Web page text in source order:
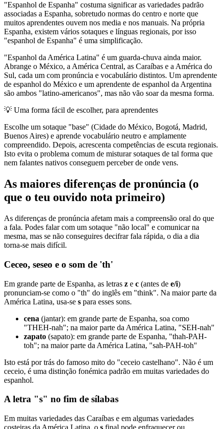
"Espanhol de Espanha" costuma significar as variedades padrão
associadas a Espanha, sobretudo normas do centro e norte que
muitos aprendentes ouvem nos media e nos manuais. Na própria
Espanha, existem vários sotaques e línguas regionais, por isso
"espanhol de Espanha" é uma simplificação.
"Espanhol da América Latina" é um guarda-chuva ainda maior.
Abrange o México, a América Central, as Caraíbas e a América do
Sul, cada um com pronúncia e vocabulário distintos. Um aprendente
de espanhol do México e um aprendente de espanhol da Argentina
são ambos "latino-americanos", mas não vão soar da mesma forma.
💡 Uma forma fácil de escolher, para aprendentes
Escolhe um sotaque "base" (Cidade do México, Bogotá, Madrid,
Buenos Aires) e aprende vocabulário neutro e amplamente
compreendido. Depois, acrescenta competências de escuta regionais.
Isto evita o problema comum de misturar sotaques de tal forma que
nem falantes nativos conseguem perceber de onde vens.
As maiores diferenças de pronúncia (o
que o teu ouvido nota primeiro)
As diferenças de pronúncia afetam mais a compreensão oral do que
a fala. Podes falar com um sotaque "não local" e comunicar na
mesma, mas se não conseguires decifrar fala rápida, o dia a dia
torna-se mais difícil.
Ceceo, seseo e o som de 'th'
Em grande parte de Espanha, as letras z e c (antes de e/i)
pronunciam-se como o "th" do inglês em "think". Na maior parte da
América Latina, usa-se s para esses sons.
cena (jantar): em grande parte de Espanha, soa como
"THEH-nah"; na maior parte da América Latina, "SEH-nah"
zapato (sapato): em grande parte de Espanha, "thah-PAH-
toh"; na maior parte da América Latina, "sah-PAH-toh"
Isto está por trás do famoso mito do "ceceio castelhano". Não é um
ceceio, é uma distinção fonémica padrão em muitas variedades do
espanhol.
A letra "s" no fim de sílabas
Em muitas variedades das Caraíbas e em algumas variedades